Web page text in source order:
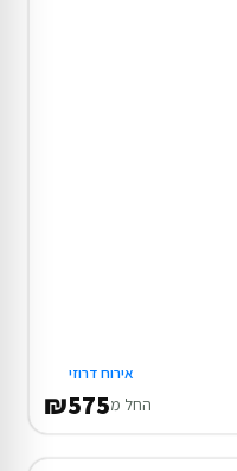
אירוח דרוזי
החל מ₪575